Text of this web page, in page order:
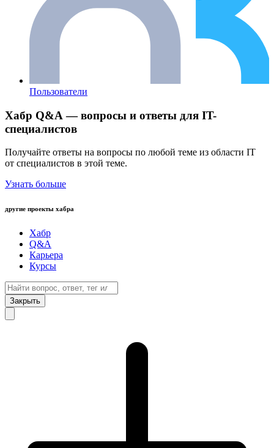
Пользователи
Хабр Q&A — вопросы и ответы для IT-
специалистов
Получайте ответы на вопросы по любой теме из области IT
от специалистов в этой теме.
Узнать больше
другие проекты хабра
Хабр
Q&A
Карьера
Курсы
Закрыть